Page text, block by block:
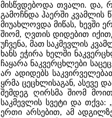
მისწვდებოდა თვალი. და,
გამოჩნდა ჰაერში
მიუახლოვდა მიწას, ხევში
შიომ, ღვთის დიდებით
უჩვენა, მათ საკმევლის
ხანს ეჭირა ხელში
ჩაყარა ნაკვერცხლები
არ ადიდებს
ყრმა ცეცხლისაგან, ასევე
შემდეგ ღირსმა შიომ
საკმევლის სვეტი და
ერთი არსებით, ამ